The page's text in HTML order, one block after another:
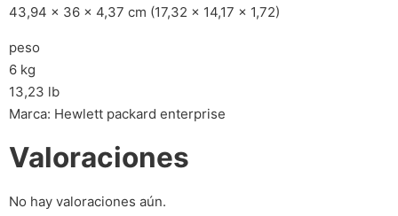
43,94 x 36 x 4,37 cm (17,32 x 14,17 x 1,72)
peso
6 kg
13,23 lb
Marca: Hewlett packard enterprise
Valoraciones
No hay valoraciones aún.